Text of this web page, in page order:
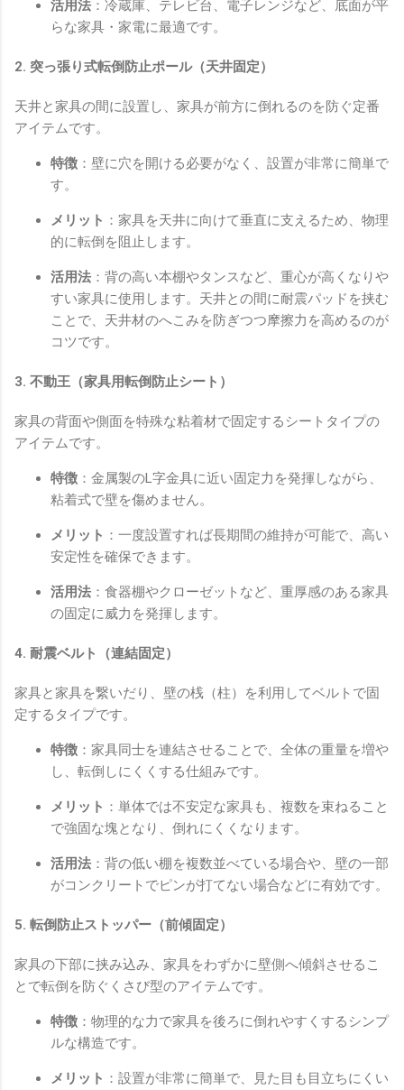
活用法 ：冷蔵庫、テレビ台、電子レンジなど、底面が平
らな家具・家電に最適です。
2. 突っ張り式転倒防止ポール（天井固定）
天井と家具の間に設置し、家具が前方に倒れるのを防ぐ定番
アイテムです。
特徴 ：壁に穴を開ける必要がなく、設置が非常に簡単で
す。
メリット ：家具を天井に向けて垂直に支えるため、物理
的に転倒を阻止します。
活用法 ：背の高い本棚やタンスなど、重心が高くなりや
すい家具に使用します。天井との間に耐震パッドを挟む
ことで、天井材のへこみを防ぎつつ摩擦力を高めるのが
コツです。
3. 不動王（家具用転倒防止シート）
家具の背面や側面を特殊な粘着材で固定するシートタイプの
アイテムです。
特徴 ：金属製のL字金具に近い固定力を発揮しながら、
粘着式で壁を傷めません。
メリット ：一度設置すれば長期間の維持が可能で、高い
安定性を確保できます。
活用法 ：食器棚やクローゼットなど、重厚感のある家具
の固定に威力を発揮します。
4. 耐震ベルト（連結固定）
家具と家具を繋いだり、壁の桟（柱）を利用してベルトで固
定するタイプです。
特徴 ：家具同士を連結させることで、全体の重量を増や
し、転倒しにくくする仕組みです。
メリット ：単体では不安定な家具も、複数を束ねること
で強固な塊となり、倒れにくくなります。
活用法 ：背の低い棚を複数並べている場合や、壁の一部
がコンクリートでピンが打てない場合などに有効です。
5. 転倒防止ストッパー（前傾固定）
家具の下部に挟み込み、家具をわずかに壁側へ傾斜させるこ
とで転倒を防ぐくさび型のアイテムです。
特徴 ：物理的な力で家具を後ろに倒れやすくするシンプ
ルな構造です。
メリット ：設置が非常に簡単で、見た目も目立ちにくい